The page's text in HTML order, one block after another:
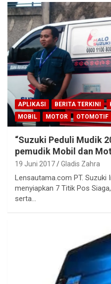
APLIKASI BERITA TERKINI
MOBIL
MOTOR OTOMOTIF
“Suzuki Peduli Mudik
pemudik Mobil dan
19 Juni 2017 Gladis Zahra
Lensautama.com PT. Suzuki
menyiapkan 7 Titik Pos
serta…